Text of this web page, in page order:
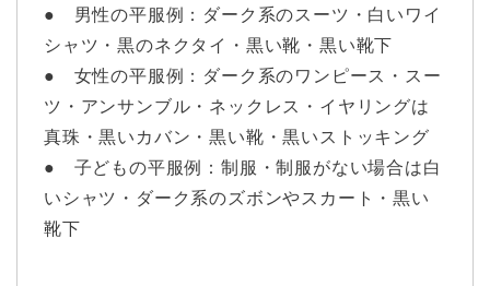
● 男性の平服例：ダーク系のスーツ・白いワイ
シャツ・黒のネクタイ・黒い靴・黒い靴下
● 女性の平服例：ダーク系のワンピース・スー
ツ・アンサンブル・ネックレス・イヤリングは
真珠・黒いカバン・黒い靴・黒いストッキング
● 子どもの平服例：制服・制服がない場合は白
いシャツ・ダーク系のズボンやスカート・黒い
靴下